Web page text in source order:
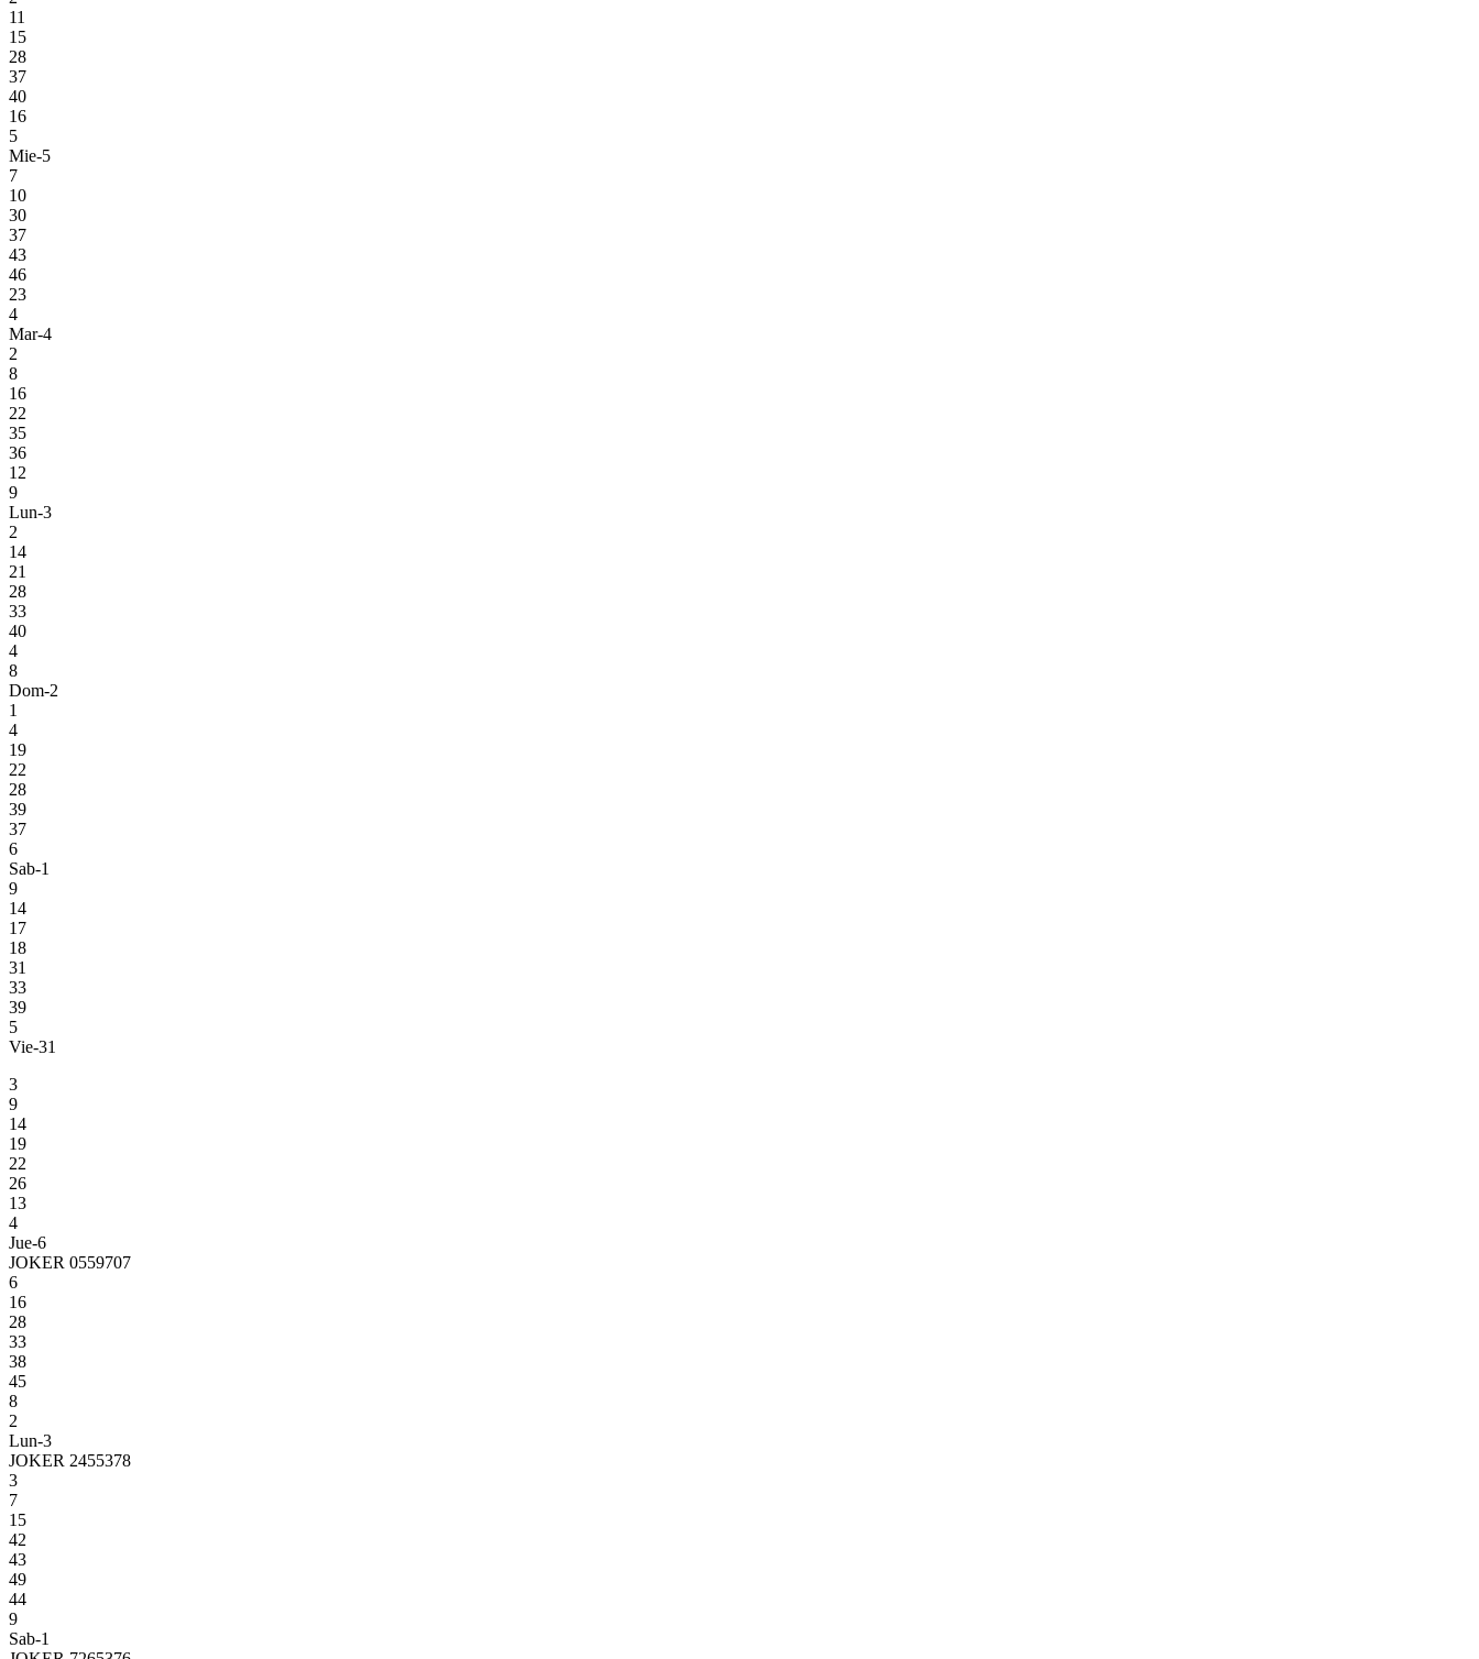
11
15
28
37
40
16
5
Mie-5
7
10
30
37
43
46
23
4
Mar-4
2
8
16
22
35
36
12
9
Lun-3
2
14
21
28
33
40
4
8
Dom-2
1
4
19
22
28
39
37
6
Sab-1
9
14
17
18
31
33
39
5
Vie-31
3
9
14
19
22
26
13
4
Jue-6
JOKER 0559707
6
16
28
33
38
45
8
2
Lun-3
JOKER 2455378
3
7
15
42
43
49
44
9
Sab-1